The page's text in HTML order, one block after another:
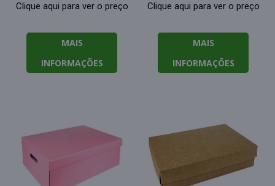
Clique aqui para ver o preço
MAIS
INFORMAÇÕES
Clique aqui para ver o preço
MAIS
INFORMAÇÕES